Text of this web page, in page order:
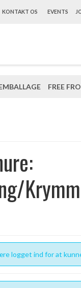
KONTAKT OS EVENTS
FREE
logget ind for at